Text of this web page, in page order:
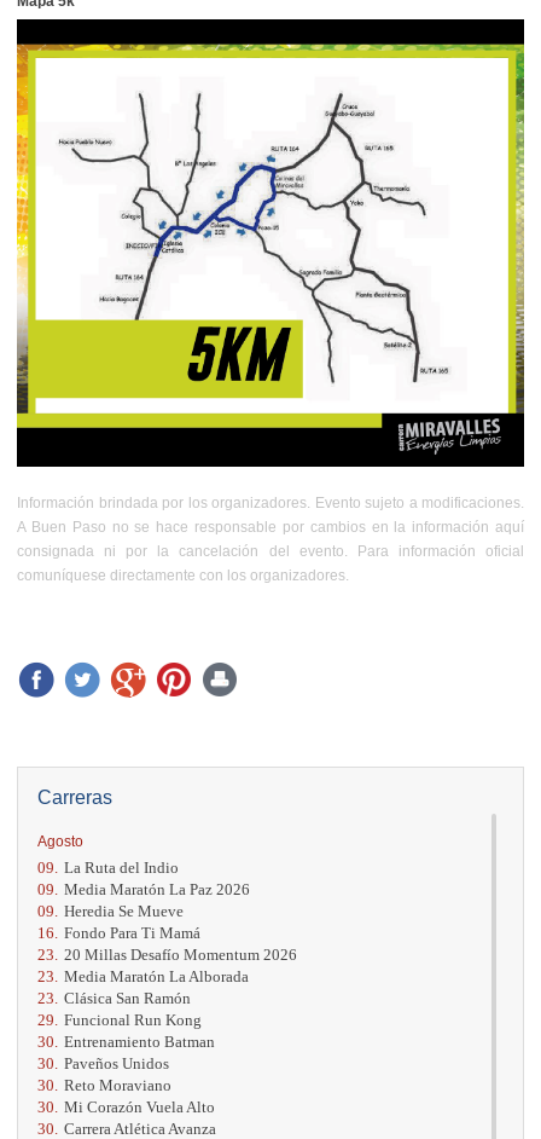
Carreras
Agosto
09. La Ruta del Indio
09. Media Maratón La Paz 2026
09. Heredia Se Mueve
16. Fondo Para Ti Mamá
23. 20 Millas Desafío Momentum 2026
23. Media Maratón La Alborada
23. Clásica San Ramón
29. Funcional Run Kong
30. Entrenamiento Batman
30. Paveños Unidos
30. Reto Moraviano
30. Mi Corazón Vuela Alto
30. Carrera Atlética Avanza
Información brindada por los organizadores. Evento sujeto a modificaciones.
A Buen Paso no se hace responsable por cambios en la información aquí
consignada ni por la cancelación del evento. Para información oficial
comuníquese directamente con los organizadores.